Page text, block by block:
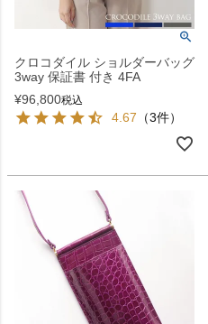
クロコダイル ショルダーバッグ
3way 保証書 付き 4FA
¥96,800税込
4.67 （3件）